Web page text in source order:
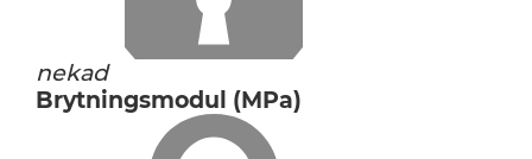
nekad
Brytningsmodul (MPa)